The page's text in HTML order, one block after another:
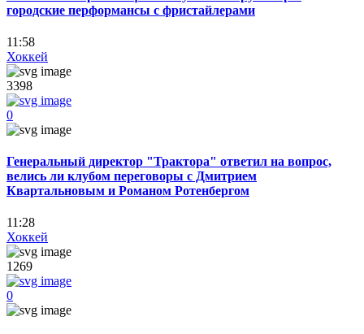
городские перформансы с фристайлерами
11:58
Хоккей
3398
0
Генеральный директор "Трактора" ответил на вопрос,
велись ли клубом переговоры с Дмитрием
Квартальновым и Романом Ротенбергом
11:28
Хоккей
1269
0